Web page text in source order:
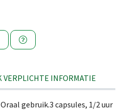
INFORMATIE
gebruik.3 capsules, 1/2 uur